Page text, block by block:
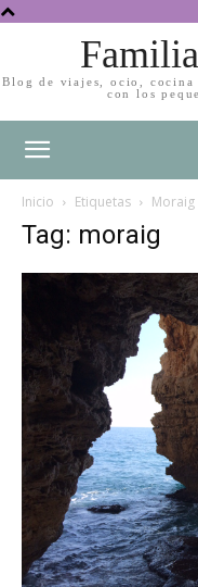
Blog de viajes, ocio,
con los
Inicio Etiquetas Moraig
Tag: moraig